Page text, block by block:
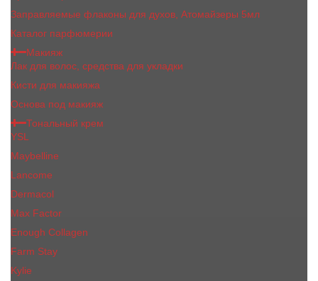
Заправляемые флаконы для духов, Атомайзеры 5мл
Каталог парфюмерии
Макияж
Лак для волос, средства для укладки
Кисти для макияжа
Основа под макияж
Тональный крем
YSL
Maybelline
Lancome
Dermacol
Max Factor
Enough Collagen
Farm Stay
Kylie